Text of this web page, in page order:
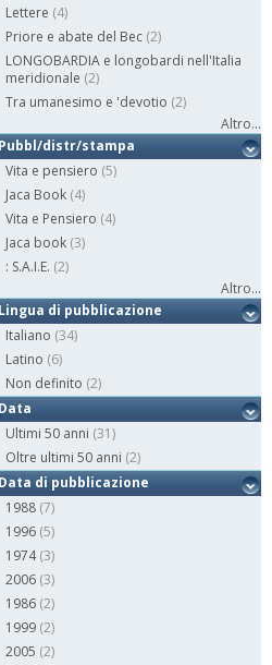
Lettere (4)
Priore e abate del Bec (2)
LONGOBARDIA e longobardi nell'Italia
meridionale (2)
Tra umanesimo e 'devotio (2)
Altro...
Pubbl/distr/stampa
Vita e pensiero (5)
Jaca Book (4)
Vita e Pensiero (4)
Jaca book (3)
: S.A.I.E. (2)
Altro...
Lingua di pubblicazione
Italiano (34)
Latino (6)
Non definito (2)
Data
Ultimi 50 anni (31)
Oltre ultimi 50 anni (2)
Data di pubblicazione
1988 (7)
1996 (5)
1974 (3)
2006 (3)
1986 (2)
1999 (2)
2005 (2)